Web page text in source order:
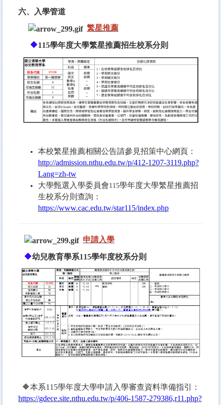
六、入學管道
繁星推薦
🔶115學年度大學繁星推薦招生校系分則
本校繁星推薦相關公告請參見招策中心網頁：
http://admission.nthu.edu.tw/p/412-1207-3119.php?
Lang=zh-tw
大學甄選入學委員會115學年度大學繁星推薦招
生校系分則查詢：
https://www.cac.edu.tw/star115/index.php
申請入學
🔶幼兒教育學系115學年度校系分則
🔶本系115學年度大學申請入學審查資料準備指引：
https://gdece.site.nthu.edu.tw/p/406-1587-279386,r11.php?